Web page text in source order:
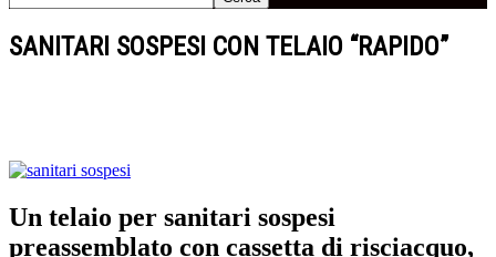
SANITARI SOSPESI CON TELAIO “RAPIDO”
Un telaio per sanitari sospesi
preassemblato con cassetta di risciacquo,